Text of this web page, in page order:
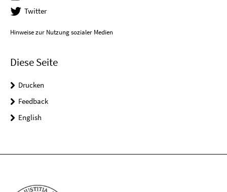
Twitter
Hinweise zur Nutzung sozialer Medien
Diese Seite
Drucken
Feedback
English